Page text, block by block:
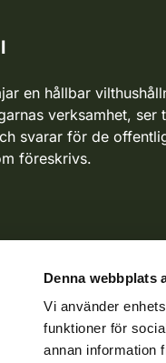
Denna webbplats
Vi använder
funktioner för
annan information
en hållbar
verksamhet, ser
svarar för de
föreskrivs.